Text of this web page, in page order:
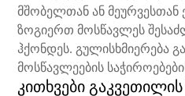
მშობელთან ან
ზოგიერთ მოსწავლეს
ჰქონდეს. გულისხმიერება
მოსწავლეების
კითხვები